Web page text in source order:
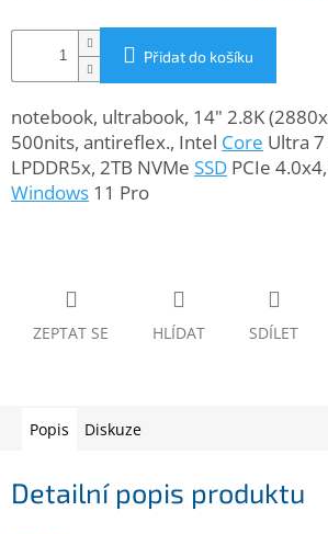
Gaming
Telefony
a
tablety
Cyklo
zahrada
notebooky
Přidat do košíku
notebook, ultrabook, 14" 2.8K
500nits, antireflex., Intel Core Ultra
LPDDR5x, 2TB NVMe SSD PCIe
Windows 11 Pro
ZEPTAT SE HLÍDAT SDÍLET
Popis Diskuze
Detailní popis produktu